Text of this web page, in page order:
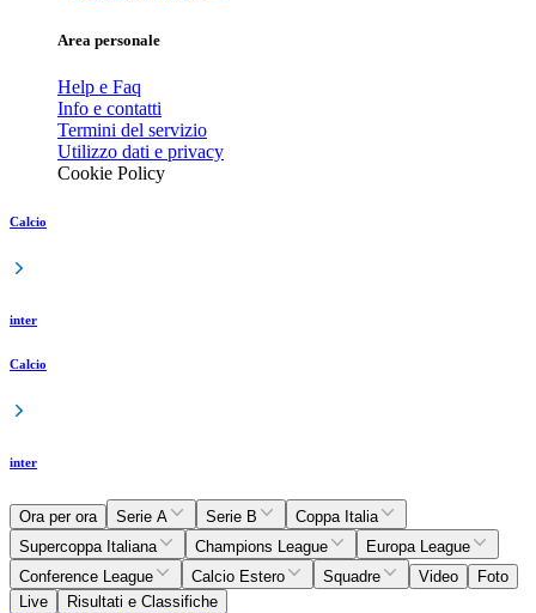
Area personale
Help e Faq
Info e contatti
Termini del servizio
Utilizzo dati e privacy
Cookie Policy
Calcio
inter
Calcio
inter
Ora per ora Serie A Serie B
Coppa Italia
Supercoppa Italiana
Champions League
Europa League
Conference League
Calcio Estero Squadre Video
Foto
Live
Risultati e Classifiche